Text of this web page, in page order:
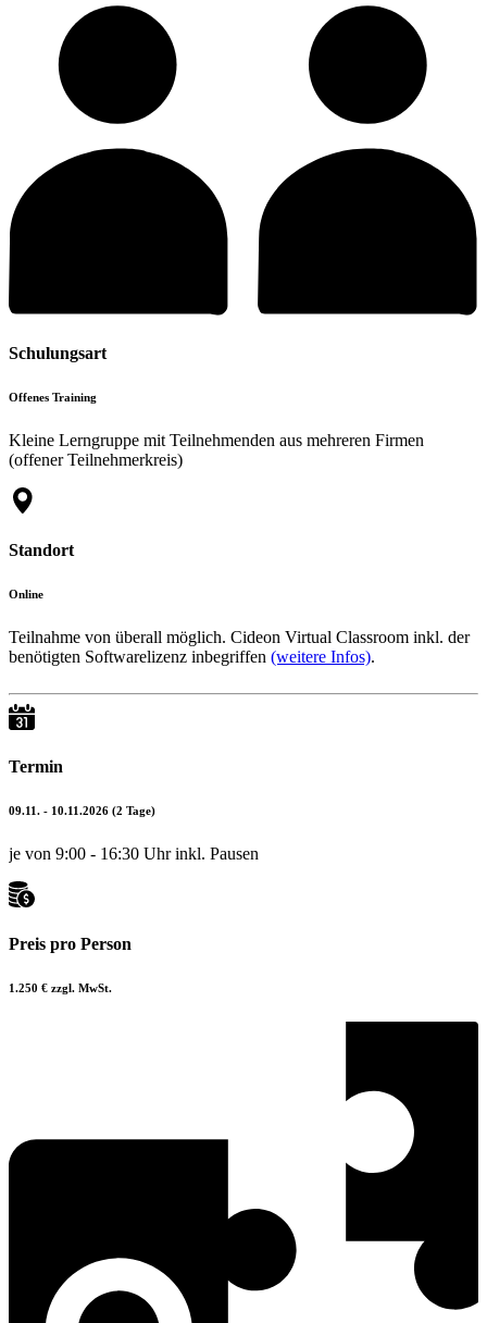
Schulungsart
Offenes Training
Kleine Lerngruppe mit Teilnehmenden aus mehreren Firmen
(offener Teilnehmerkreis)
Standort
Online
Teilnahme von überall möglich. Cideon Virtual Classroom inkl. der
benötigten Softwarelizenz inbegriffen (weitere Infos).
Termin
09.11. - 10.11.2026 (2 Tage)
je von 9:00 - 16:30 Uhr inkl. Pausen
Preis pro Person
1.250 € zzgl. MwSt.